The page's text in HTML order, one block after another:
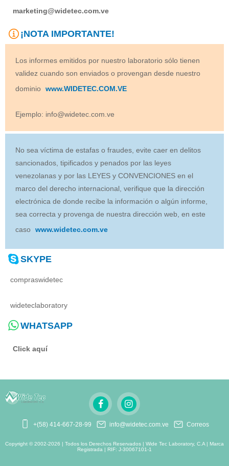
marketing@widetec.com.ve
¡NOTA IMPORTANTE!
Los informes emitidos por nuestro laboratorio sólo tienen
validez cuando son enviados o provengan desde nuestro
dominio www.WIDETEC.COM.VE
Ejemplo: info@widetec.com.ve
No sea víctima de estafas o fraudes, evite caer en delitos
sancionados, tipificados y penados por las leyes
venezolanas y por las LEYES y CONVENCIONES en el
marco del derecho internacional, verifique que la dirección
electrónica de donde recibe la información o algún informe,
sea correcta y provenga de nuestra dirección web, en este
caso
www.widetec.com.ve
SKYPE
compraswidetec
wideteclaboratory
WHATSAPP
Click aquí
+(58) 414-667-28-99 info@widetec.com.ve Correos
Copyright © 2002-2026 | Todos los Derechos Reservados | Wide Tec Laboratory, C.A | Marca
Registrada | RIF: J-30067101-1